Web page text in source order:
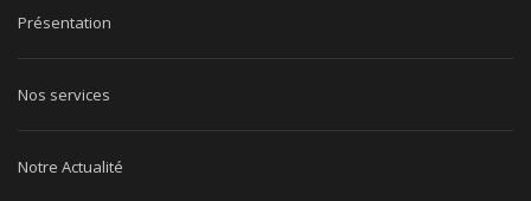
Présentation
Nos services
Notre Actualité